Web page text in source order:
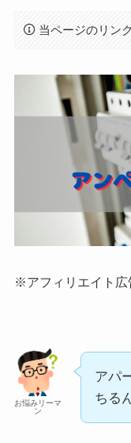
当ページのリン
※アフィリエイト広
お悩みリーマ
ン
アパ
ちる